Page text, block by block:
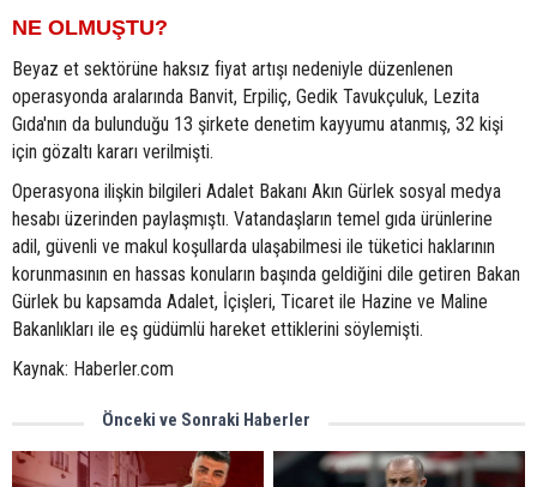
NE OLMUŞTU?
Beyaz et sektörüne haksız fiyat artışı nedeniyle düzenlenen
operasyonda aralarında Banvit, Erpiliç, Gedik Tavukçuluk, Lezita
Gıda'nın da bulunduğu 13 şirkete denetim kayyumu atanmış, 32 kişi
için gözaltı kararı verilmişti.
Operasyona ilişkin bilgileri Adalet Bakanı Akın Gürlek sosyal medya
hesabı üzerinden paylaşmıştı. Vatandaşların temel gıda ürünlerine
adil, güvenli ve makul koşullarda ulaşabilmesi ile tüketici haklarının
korunmasının en hassas konuların başında geldiğini dile getiren Bakan
Gürlek bu kapsamda Adalet, İçişleri, Ticaret ile Hazine ve Maline
Bakanlıkları ile eş güdümlü hareket ettiklerini söylemişti.
Kaynak: Haberler.com
Önceki ve Sonraki Haberler